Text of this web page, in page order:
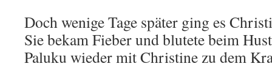
Doch wenige Tage später ging es
Sie bekam Fieber und blutete beim
Paluku wieder mit Christine zu dem